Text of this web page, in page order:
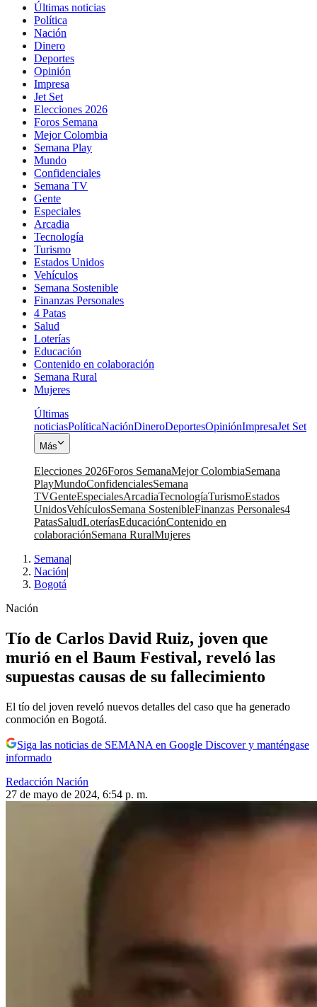
Últimas noticias
Política
Nación
Dinero
Deportes
Opinión
Impresa
Jet Set
Elecciones 2026
Foros Semana
Mejor Colombia
Semana Play
Mundo
Confidenciales
Semana TV
Gente
Especiales
Arcadia
Tecnología
Turismo
Estados Unidos
Vehículos
Semana Sostenible
Finanzas Personales
4 Patas
Salud
Loterías
Educación
Contenido en colaboración
Semana Rural
Mujeres
Últimas
noticiasPolíticaNaciónDineroDeportesOpiniónImpresaJet Set
Más
Elecciones 2026Foros SemanaMejor ColombiaSemana
PlayMundoConfidencialesSemana
TVGenteEspecialesArcadiaTecnologíaTurismoEstados
UnidosVehículosSemana SostenibleFinanzas Personales4
PatasSaludLoteríasEducaciónContenido en
colaboraciónSemana RuralMujeres
Semana|
Nación|
Bogotá
Nación
Tío de Carlos David Ruiz, joven que
murió en el Baum Festival, reveló las
supuestas causas de su fallecimiento
El tío del joven reveló nuevos detalles del caso que ha generado
conmoción en Bogotá.
Siga las noticias de SEMANA en Google Discover y manténgase
informado
Redacción Nación
27 de mayo de 2024, 6:54 p. m.